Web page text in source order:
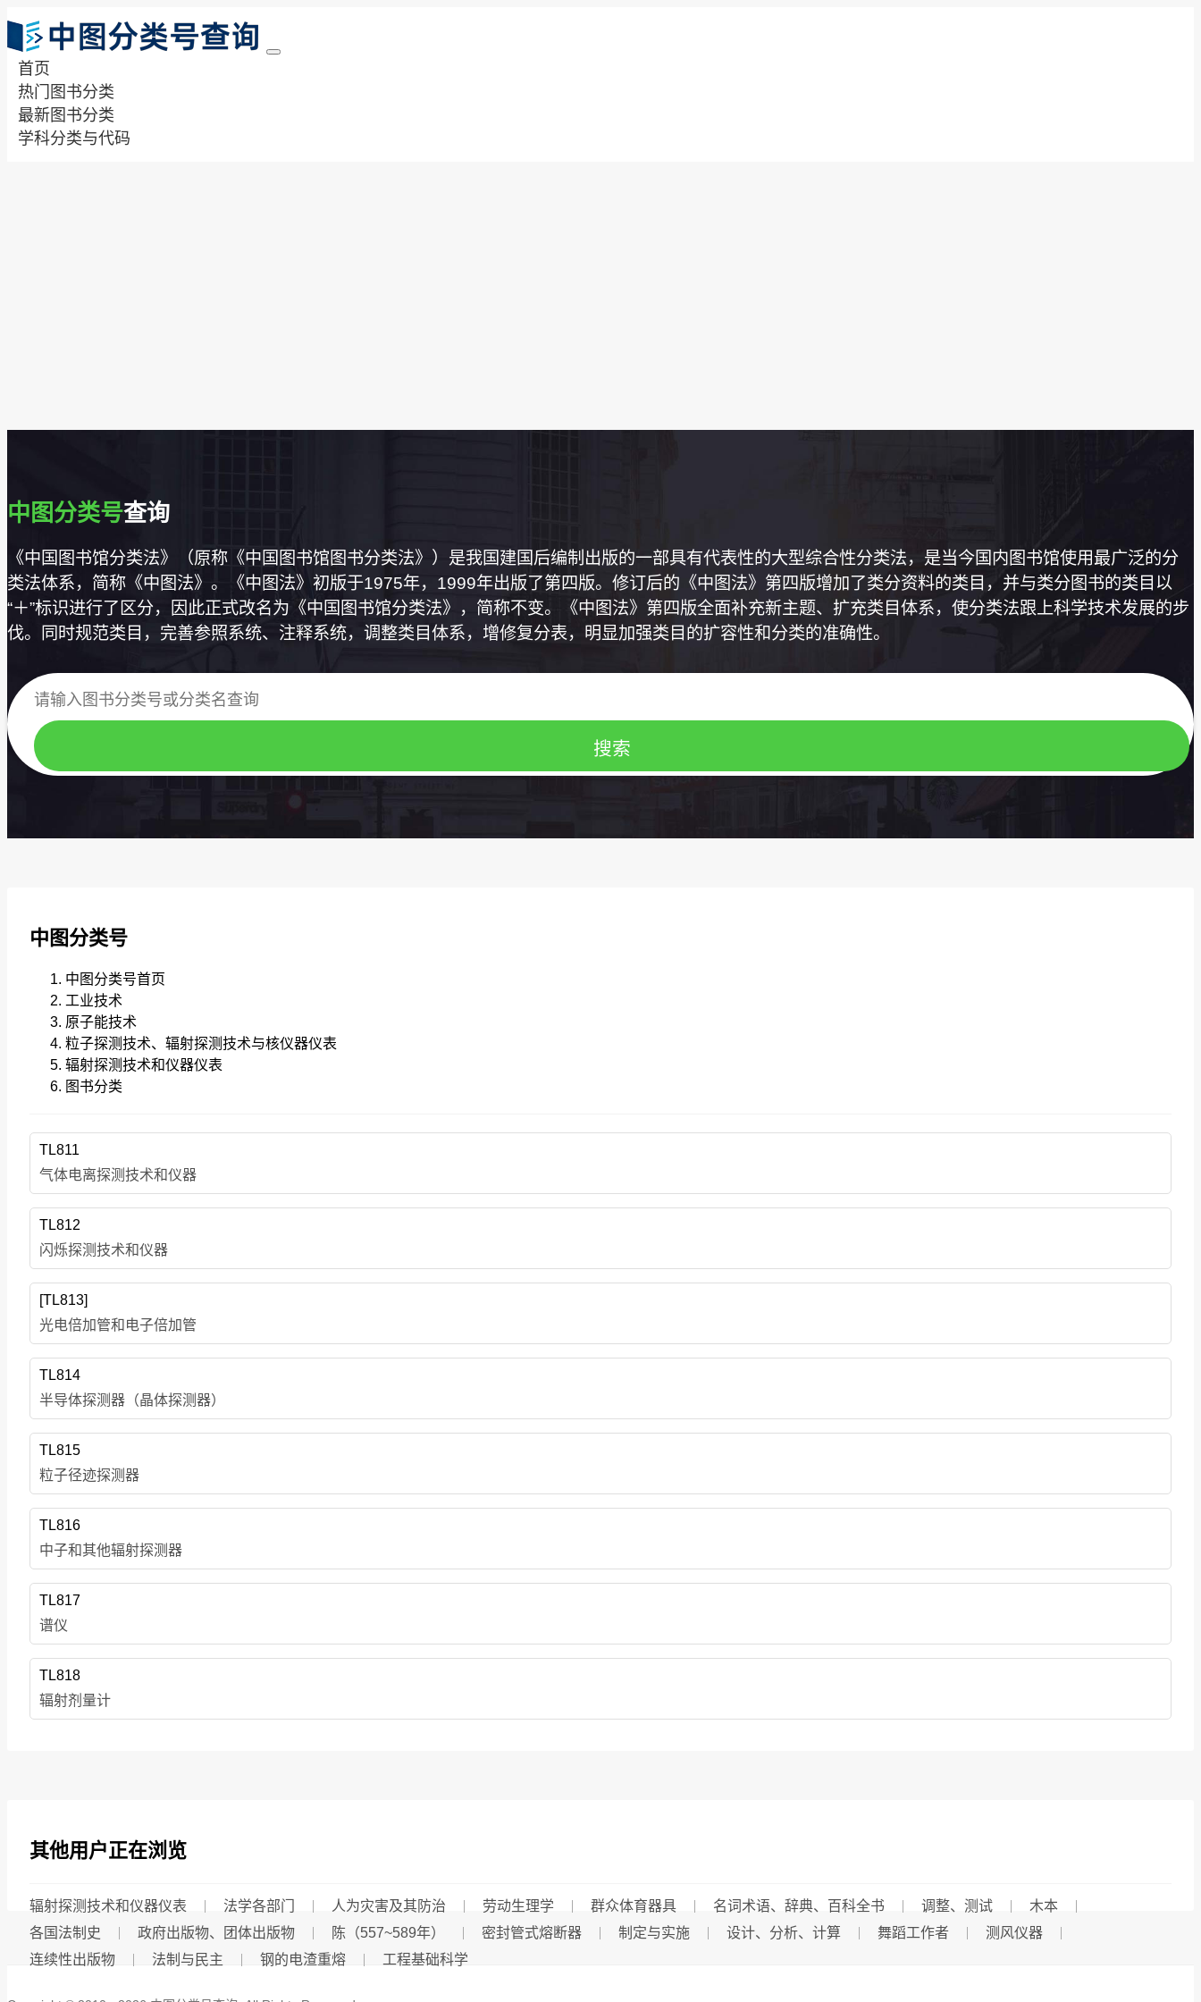
首页
热门图书分类
最新图书分类
学科分类与代码
中图分类号查询
《中国图书馆分类法》（原称《中国图书馆图书分类法》）是我国建国后编制出版的一部具有代表性的大型综合性分类法，是当今国内图书馆使用最广泛的分
类法体系，简称《中图法》。《中图法》初版于1975年，1999年出版了第四版。修订后的《中图法》第四版增加了类分资料的类目，并与类分图书的类目以
“＋”标识进行了区分，因此正式改名为《中国图书馆分类法》，简称不变。《中图法》第四版全面补充新主题、扩充类目体系，使分类法跟上科学技术发展的步
伐。同时规范类目，完善参照系统、注释系统，调整类目体系，增修复分表，明显加强类目的扩容性和分类的准确性。
中图分类号
中图分类号首页
工业技术
原子能技术
粒子探测技术、辐射探测技术与核仪器仪表
辐射探测技术和仪器仪表
图书分类
TL811
气体电离探测技术和仪器
TL812
闪烁探测技术和仪器
[TL813]
光电倍加管和电子倍加管
TL814
半导体探测器（晶体探测器）
TL815
粒子径迹探测器
TL816
中子和其他辐射探测器
TL817
谱仪
TL818
辐射剂量计
其他用户正在浏览
辐射探测技术和仪器仪表 法学各部门 人为灾害及其防治 劳动生理学 群众体育器具 名词术语、辞典、百科全书 调整、测试
木本
各国法制史
政府出版物、团体出版物 陈（557~589年） 密封管式熔断器 制定与实施 设计、分析、计算 舞蹈工作者
测风仪器
连续性出版物
法制与民主 钢的电渣重熔 工程基础科学